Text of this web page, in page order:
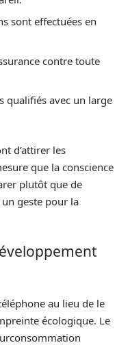
sont effectuées en
contre toute
qualifiés avec un large
d’attirer les
que la conscience
plutôt que de
geste pour la
au lieu de le
écologique. Le